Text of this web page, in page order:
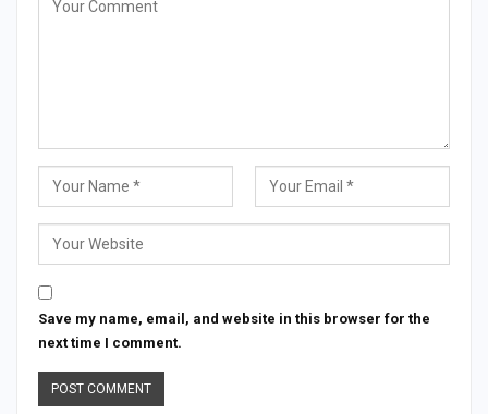
Save my name, email, and website in this browser for the
next time I comment.